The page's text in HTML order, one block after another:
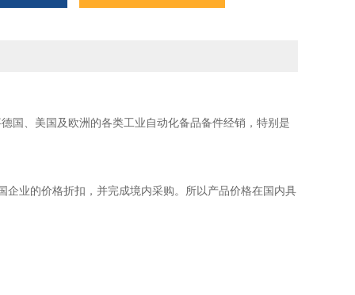
国、美国及欧洲的各类工业自动化备品备件经销，特别是
的价格折扣，并完成境内采购。所以产品价格在国内具